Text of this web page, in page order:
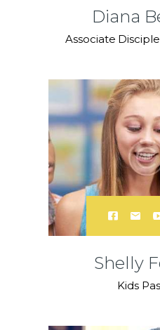
Diana
Associate
Shelly
Kids